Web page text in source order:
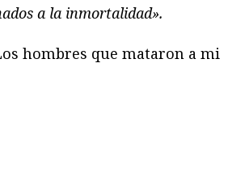
a la inmortalidad».
hombres que mataron a mi